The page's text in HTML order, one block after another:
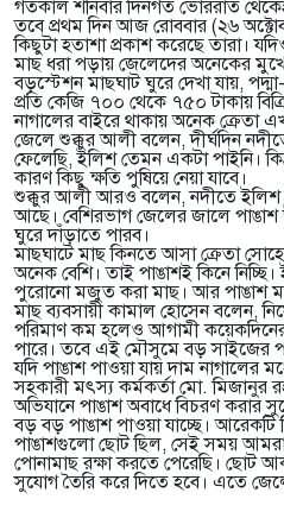
গতকাল শনিবার দিনগত ভোররাত
তবে প্রথম দিন আজ রোববার (২৬
কিছুটা হতাশা প্রকাশ করেছে তারা।
মাছ ধরা পড়ায় জেলেদের অনেকের
বড়স্টেশন মাছঘাট ঘুরে দেখা যায়,
প্রতি কেজি ৭০০ থেকে ৭৫০ টাকায়
নাগালের বাইরে থাকায় অনেক ক্রেতা
জেলে শুক্কুর আলী বলেন, দীর্ঘদিন
ফেলেছি, ইলিশ তেমন একটা পাইনি।
কারণ কিছু ক্ষতি পুষিয়ে নেয়া যাবে।
শুক্কুর আলী আরও বলেন, নদীতে ইলিশ
আছে। বেশিরভাগ জেলের জালে
ঘুরে দাঁড়াতে পারব।
মাছঘাটে মাছ কিনতে আসা ক্রেতা
অনেক বেশি। তাই পাঙাশই কিনে
পুরোনো মজুত করা মাছ। আর পাঙাশ
মাছ ব্যবসায়ী কামাল হোসেন বলেন,
পরিমাণ কম হলেও আগামী
পারে। তবে এই মৌসুমে বড় সাইজের
যদি পাঙাশ পাওয়া যায় দাম নাগালের
সহকারী মৎস্য কর্মকর্তা মো. মিজানুর
অভিযানে পাঙাশ অবাধে বিচরণ করার
বড় বড় পাঙাশ পাওয়া যাচ্ছে।
পাঙাশগুলো ছোট ছিল, সেই সময় আমরা
পোনামাছ রক্ষা করতে পেরেছি। ছোট
সুযোগ তৈরি করে দিতে হবে। এতে